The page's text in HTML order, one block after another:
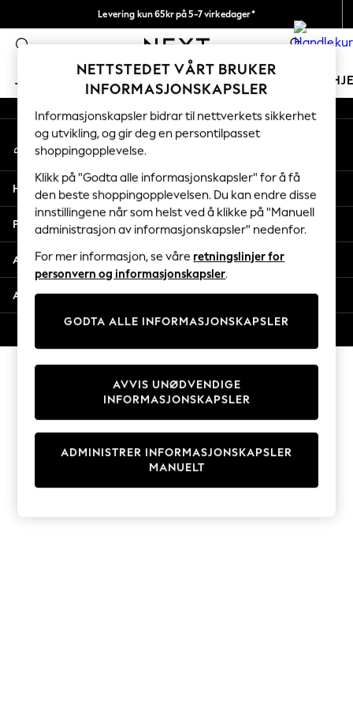
Levering kun 65kr på 5-7 virkedager*
Vi betaler alle tollavgifter 0
JENTER GUTTER BABY KVINNER
GIRLS
New In
50 - 92cm
98 - 110cm
116 - 134cm
140 - 174cm
Trending: Top & Short Sets
Trending: Clogs
Toy Story
THE SET
Coats & Jackets
Sweatshirts & Hoodies
Knitwear
Cardigans
Dresses
Sets & Outfits
T-Shirts
An error occurred on client
Våre sosiale nettverk
Min konto
Logg inn på kontoen din
Hjelp
Personvern & Juridisk
Avdelinger
Andre tjenester
NETTSTEDET VÅRT BRUKER
INFORMASJONSKAPSLER
Informasjonskapsler bidrar til nettverkets sikkerhet
og utvikling, og gir deg en persontilpasset
shoppingopplevelse.
Klikk på "Godta alle informasjonskapsler" for å få
den beste shoppingopplevelsen. Du kan endre disse
innstillingene når som helst ved å klikke på "Manuell
administrasjon av informasjonskapsler" nedenfor.
For mer informasjon, se våre retningslinjer for
personvern og informasjonskapsler.
GODTA ALLE INFORMASJONSKAPSLER
ADMINISTRER INFORMASJONSKAPSLER
MANUELT
AVVIS UNØDVENDIGE
INFORMASJONSKAPSLER